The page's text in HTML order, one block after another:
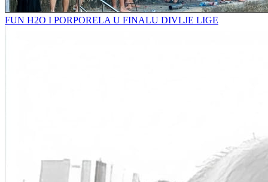
FUN H2O I PORPORELA U FINALU DIVLJE LIGE